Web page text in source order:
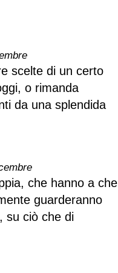
scelte di un certo
o rimanda
da una splendida
che hanno a che
guarderanno
su ciò che di